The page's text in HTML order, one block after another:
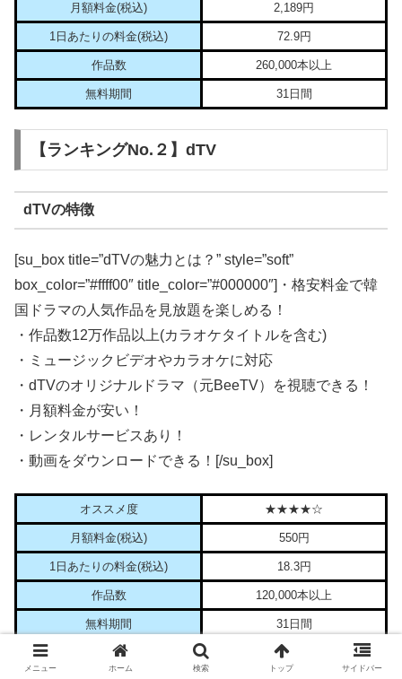
月額料金(税込) 2,189円
1日あたりの料金(税込) 72.9円
作品数 260,000本以上
無料期間 31日間
【ランキングNo.２】dTV
dTVの特徴
[su_box title=”dTVの魅力とは？” style=”soft”
box_color=”#ffff00″ title_color=”#000000″]・格安料金で韓
国ドラマの人気作品を見放題を楽しめる！
・作品数12万作品以上(カラオケタイトルを含む)
・ミュージックビデオやカラオケに対応
・dTVのオリジナルドラマ（元BeeTV）を視聴できる！
・月額料金が安い！
・レンタルサービスあり！
・動画をダウンロードできる！[/su_box]
オススメ度 ★★★★☆
月額料金(税込) 550円
1日あたりの料金(税込) 18.3円
作品数 120,000本以上
無料期間 31日間
メニュー ホーム 検索 トップ サイドバー